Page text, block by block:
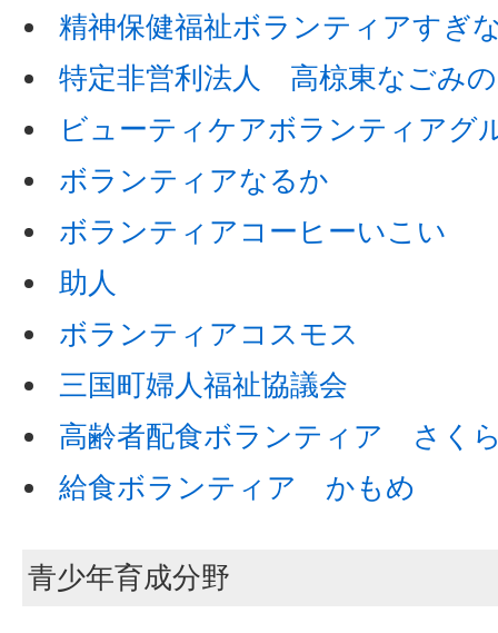
精神保健福祉ボランティアすぎ
特定非営利法人 高椋東なごみ
ビューティケアボランティアグ
ボランティアなるか
ボランティアコーヒーいこい
助人
ボランティアコスモス
三国町婦人福祉協議会
高齢者配食ボランティア さく
給食ボランティア かもめ
青少年育成分野